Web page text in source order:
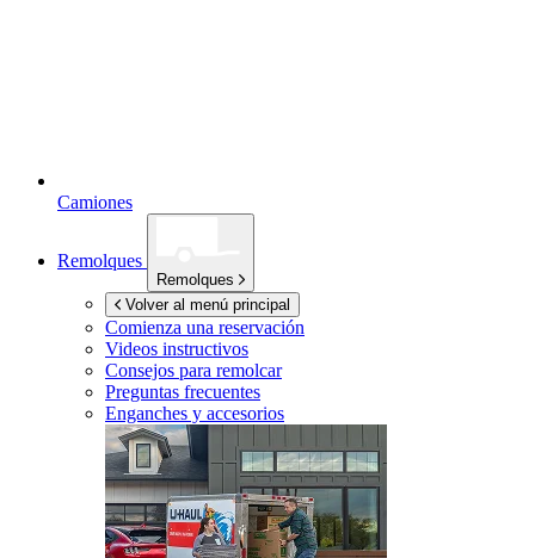
Camiones
Remolques
Remolques
Volver al menú principal
Comienza una reservación
Videos instructivos
Consejos para remolcar
Preguntas frecuentes
Enganches y accesorios